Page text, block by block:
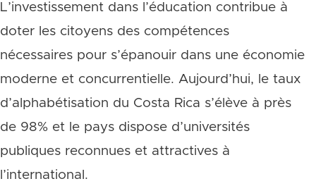
L’investissement dans l’éducation contribue à
doter les citoyens des compétences
nécessaires pour s’épanouir dans une économie
moderne et concurrentielle. Aujourd’hui, le taux
d’alphabétisation du Costa Rica s’élève à près
de 98% et le pays dispose d’universités
publiques reconnues et attractives à
l’international.